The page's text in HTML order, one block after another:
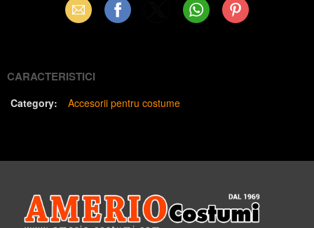
Email Facebook WhatsAppPinterest
CARACTERISTICI
Category: Accesorii pentru costume